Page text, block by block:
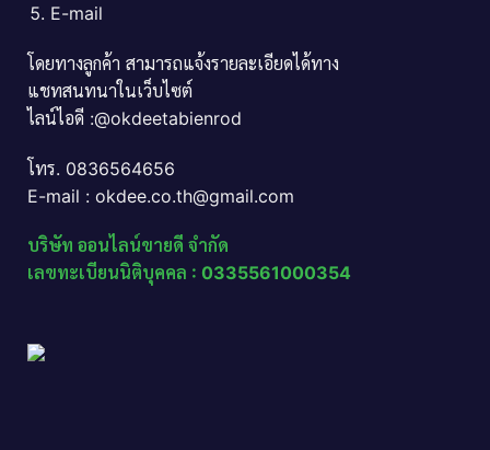
E-mail
โดยทางลูกค้า สามารถแจ้งรายละเอียดได้ทาง
แชทสนทนาในเว็บไซต์
ไลน์ไอดี :@okdeetabienrod
โทร. 0836564656
E-mail : okdee.co.th@gmail.com
บริษัท ออนไลน์ขายดี จำกัด
เลขทะเบียนนิติบุคคล : 0335561000354